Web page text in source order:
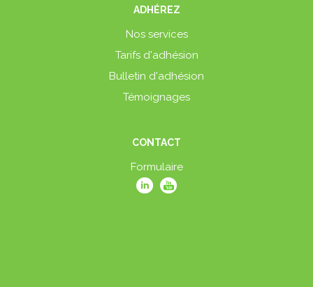
ADHÉREZ
Nos services
Tarifs d'adhésion
Bulletin d'adhésion
Témoignages
CONTACT
Formulaire